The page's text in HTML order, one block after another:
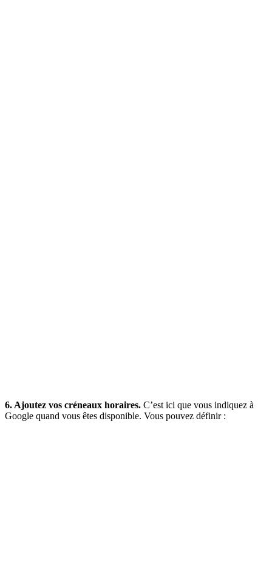
6. Ajoutez vos créneaux horaires. C’est ici que vous indiquez à
Google quand vous êtes disponible. Vous pouvez définir :